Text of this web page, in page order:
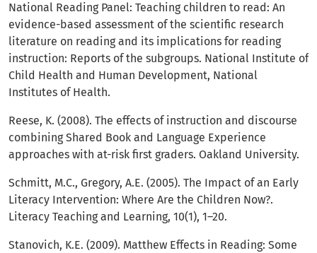
National Reading Panel: Teaching children to read: An
evidence-based assessment of the scientific research
literature on reading and its implications for reading
instruction: Reports of the subgroups. National Institute of
Child Health and Human Development, National
Institutes of Health.
Reese, K. (2008). The effects of instruction and discourse
combining Shared Book and Language Experience
approaches with at-risk first graders. Oakland University.
Schmitt, M.C., Gregory, A.E. (2005). The Impact of an Early
Literacy Intervention: Where Are the Children Now?.
Literacy Teaching and Learning, 10(1), 1–20.
Stanovich, K.E. (2009). Matthew Effects in Reading: Some